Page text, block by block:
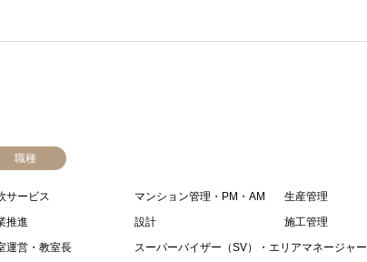
職種
サービス マンション管理・PM・AM 生産管理
推進
設計 施工管理
運営・教室長
スーパーバイザー（SV）・エリアマネージャー